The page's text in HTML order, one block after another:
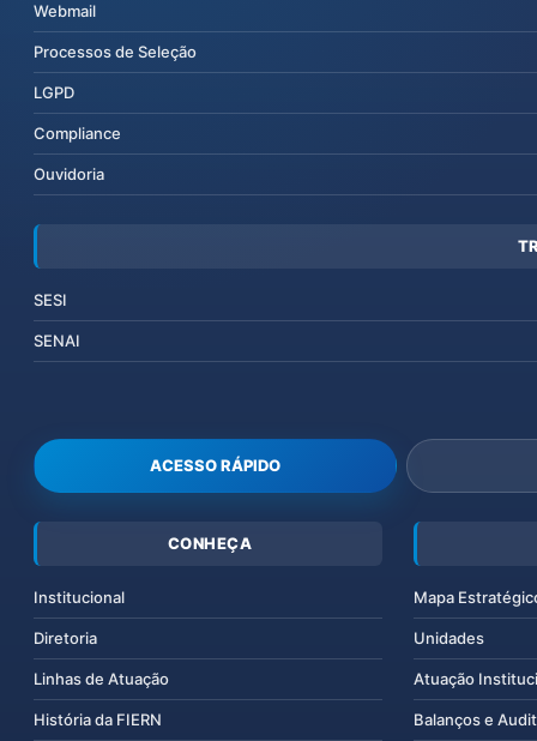
Webmail
Processos de Seleção
LGPD
Compliance
Ouvidoria
SESI
SENAI
ACESSO RÁPIDO
CONHEÇA
Institucional
Diretoria
Linhas de Atuação
História da FIERN
Mapa
Unidades
Atuação
Balanços e